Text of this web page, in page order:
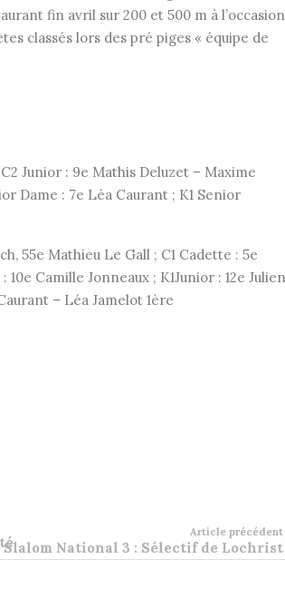
fin avril sur 200 et 500 m à l’occasion
classés lors des pré piges « équipe de
Junior : 9e Mathis Deluzet – Maxime
Dame : 7e Léa Caurant ; K1 Senior
55e Mathieu Le Gall ; C1 Cadette : 5e
Camille Jonneaux ; K1Junior : 12e Julien
– Léa Jamelot 1ère
Article précédent
Slalom National 3 : Sélectif de Lochrist